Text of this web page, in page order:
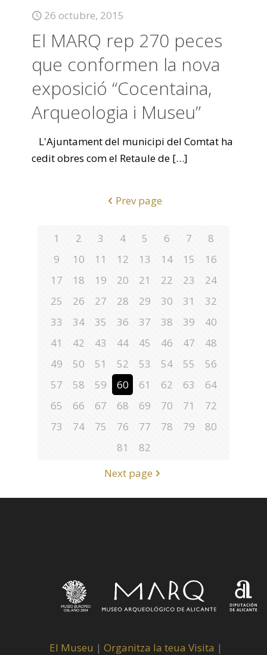
26 octubre, 2015
El MARQ rep 270 peces
que conformen la nova
exposició “Cocentaina,
Arqueologia i Museu”
L'Ajuntament del municipi del Comtat ha
cedit obres com el Retaule de […]
Prev page
1 2 3 4 5 6 7
8
9
10 11 12 13 14 15
16
17
18 19 20 21 22 23
24
25
26 27 28 29 30 31
32
33
34 35 36 37 38 39
40
41
42 43 44 45 46 47
48
49
50 51 52 53 54 55
56
57
58 59 60 61 62 63
64
65
66 67 68 69 70 71
72
73
74 75 76 77 78 79
80
81
82
Next page
El Museu | Organitza la teua Visita |